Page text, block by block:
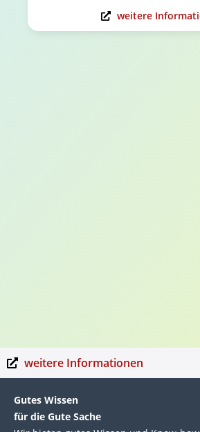
weitere
weitere Informationen
Gutes Wissen
für die Gute Sache